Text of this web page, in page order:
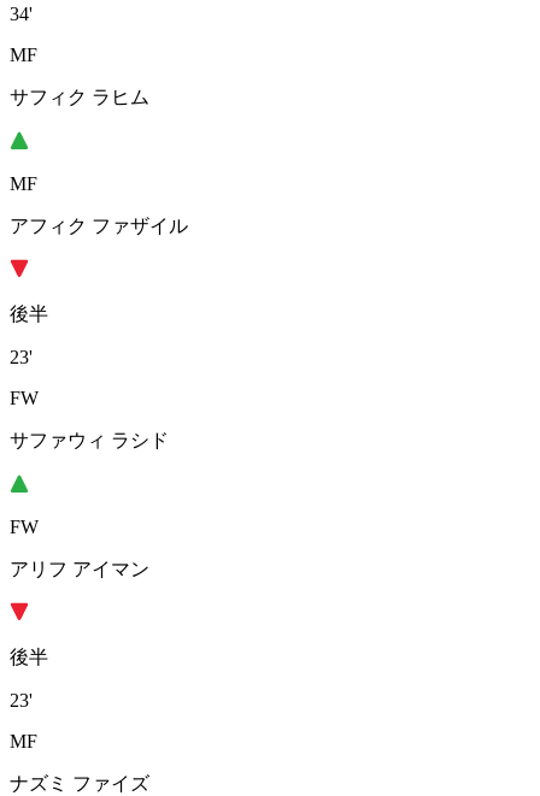
34'
MF
サフィク ラヒム
MF
アフィク ファザイル
後半
23'
FW
サファウィ ラシド
FW
アリフ アイマン
後半
23'
MF
ナズミ ファイズ